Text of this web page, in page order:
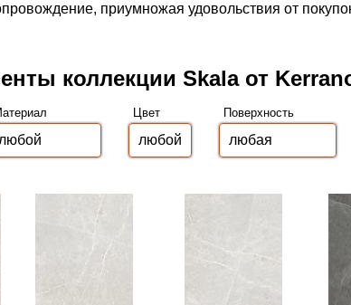
приумножая удовольствия от
коллекции Skala от
Цвет Поверхность